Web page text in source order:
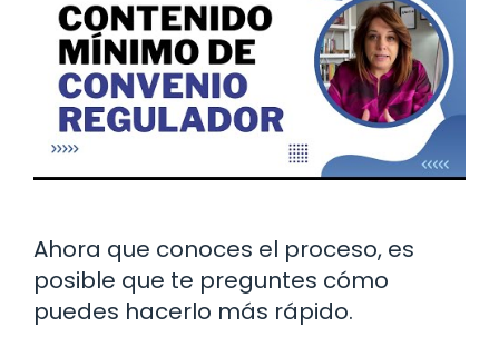
Ahora que conoces el proceso, es
posible que te preguntes cómo
puedes hacerlo más rápido.